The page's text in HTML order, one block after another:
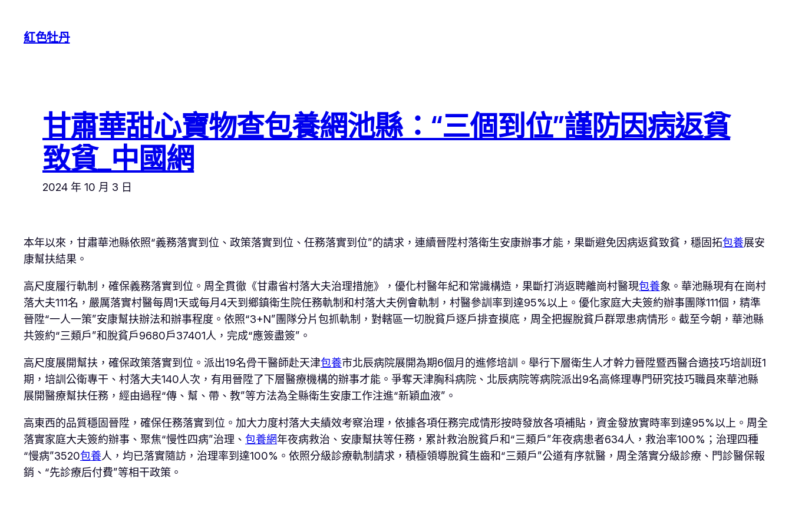
紅色牡丹
甘肅華甜心寶物查包養網池縣：“三個到位”謹防因病返貧
致貧_中國網
2024 年 10 月 3 日
本年以來，甘肅華池縣依照“義務落實到位、政策落實到位、任務落實到位”的請求，連續晉陞村落衛生安康辦事才能，果斷避免因病返貧致貧，穩固拓包養展安
康幫扶結果。
高尺度履行軌制，確保義務落實到位。周全貫徹《甘肅省村落大夫治理措施》，優化村醫年紀和常識構造，果斷打消返聘離崗村醫現包養象。華池縣現有在崗村
落大夫111名，嚴厲落實村醫每周1天或每月4天到鄉鎮衛生院任務軌制和村落大夫例會軌制，村醫參訓率到達95%以上。優化家庭大夫簽約辦事團隊111個，精準
晉陞“一人一策”安康幫扶辦法和辦事程度。依照“3+N”團隊分片包抓軌制，對轄區一切脫貧戶逐戶排查摸底，周全把握脫貧戶群眾患病情形。截至今朝，華池縣
共簽約“三類戶”和脫貧戶9680戶37401人，完成“應簽盡簽”。
高尺度展開幫扶，確保政策落實到位。派出19名骨干醫師赴天津包養市北辰病院展開為期6個月的進修培訓。舉行下層衛生人才幹力晉陞暨西醫合適技巧培訓班1
期，培訓公衛專干、村落大夫140人次，有用晉陞了下層醫療機構的辦事才能。爭奪天津胸科病院、北辰病院等病院派出9名高條理專門研究技巧職員來華池縣
展開醫療幫扶任務，經由過程“傳、幫、帶、教”等方法為全縣衛生安康工作注進“新穎血液”。
高東西的品質穩固晉陞，確保任務落實到位。加大力度村落大夫績效考察治理，依據各項任務完成情形按時發放各項補貼，資金發放實時率到達95%以上。周全
落實家庭大夫簽約辦事、聚焦“慢性四病”治理、 包養網年夜病救治、安康幫扶等任務，累計救治脫貧戶和“三類戶”年夜病患者634人，救治率100%；治理四種
“慢病”3520包養人，均已落實隨訪，治理率到達100%。依照分級診療軌制請求，積極領導脫貧生齒和“三類戶”公道有序就醫，周全落實分級診療、門診醫保報
銷、“先診療后付費”等相干政策。